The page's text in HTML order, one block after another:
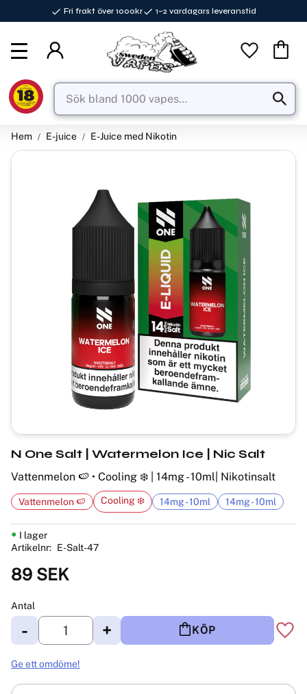
Fri frakt över 1000kr 1–2 vardagars leveranstid
Favoriter
Hem E-juice E-Juice med Nikotin
N One Salt | Watermelon Ice | Nic Salt
Vattenmelon 🍉 • Cooling ❄️ | 14mg - 10ml| Nikotinsalt
89 SEK
Antal
+
- KÖP
I lager
Artikelnr
E-Salt-47
Vattenmelon 🍉 Cooling ❄️ 14mg - 10ml 14mg - 10ml
Ge ett omdöme!